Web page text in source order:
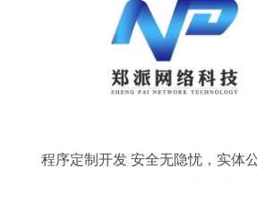
程序定制开发 安全无隐忧，实